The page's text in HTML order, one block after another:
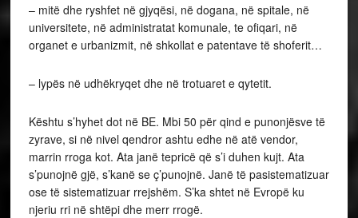
– mitë dhe ryshfet në gjyqësi, në dogana, në spitale, në
universitete, në administratat komunale, te ofiqari, në
organet e urbanizmit, në shkollat e patentave të shoferit…
– lypës në udhëkryqet dhe në trotuaret e qytetit.
Kështu s’hyhet dot në BE. Mbi 50 për qind e punonjësve të
zyrave, si në nivel qendror ashtu edhe në atë vendor,
marrin rroga kot. Ata janë tepricë që s’i duhen kujt. Ata
s’punojnë gjë, s’kanë se ç’punojnë. Janë të pasistematizuar
ose të sistematizuar rrejshëm. S’ka shtet në Evropë ku
njeriu rri në shtëpi dhe merr rrogë.